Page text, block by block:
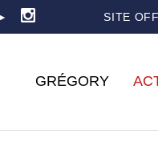
SITE
GRÉGORY